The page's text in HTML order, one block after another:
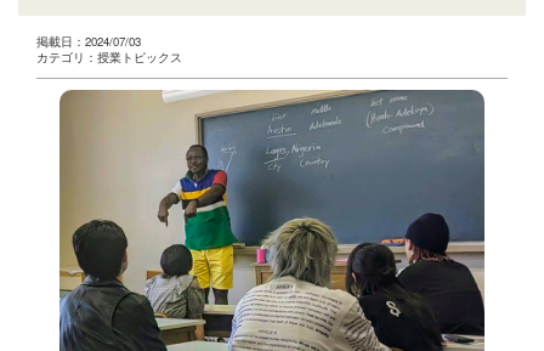
掲載日：2024/07/03
カテゴリ：授業トピックス